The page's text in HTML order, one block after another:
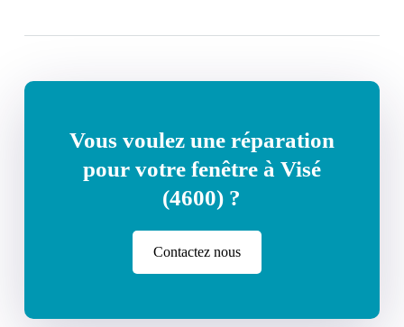
Vous voulez une réparation
pour votre fenêtre à Visé
(4600) ?
Contactez nous